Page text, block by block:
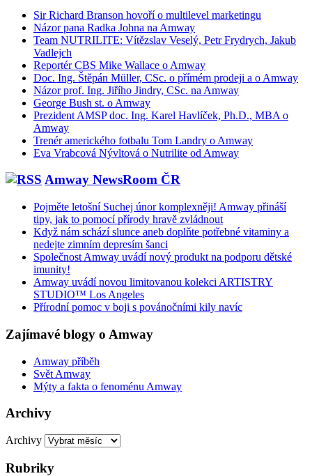
Sir Richard Branson hovoří o multilevel marketingu
Názor pana Radka Johna na Amway
Team NUTRILITE: Vítězslav Veselý, Petr Frydrych, Jakub
Vadlejch
Reportér CBS Mike Wallace o Amway
Doc. Ing. Štěpán Müller, CSc. o přímém prodeji a o Amway
Názor prof. Ing. Jiřího Jindry, CSc. na Amway
George Bush st. o Amway
Prezident AMSP doc. Ing. Karel Havlíček, Ph.D., MBA o
Amway
Trenér amerického fotbalu Tom Landry o Amway
Eva Vrabcová Nývltová o Nutrilite od Amway
Amway NewsRoom ČR
Pojměte letošní Suchej únor komplexněji! Amway přináší
tipy, jak to pomocí přírody hravě zvládnout
Když nám schází slunce aneb doplňte potřebné vitaminy a
nedejte zimním depresím šanci
Společnost Amway uvádí nový produkt na podporu dětské
imunity!
Amway uvádí novou limitovanou kolekci ARTISTRY
STUDIO™ Los Angeles
Přírodní pomoc v boji s povánočními kily navíc
Zajímavé blogy o Amway
Amway příběh
Svět Amway
Mýty a fakta o fenoménu Amway
Archivy
Archivy
Rubriky